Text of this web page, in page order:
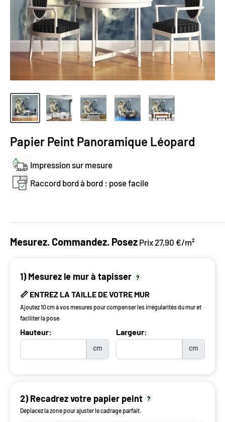
Papier Peint Panoramique Léopard
Impression sur mesure
Raccord bord à bord : pose facile
Mesurez. Commandez. Posez Prix 27,90 €/m²
1) Mesurez le mur à tapisser ?
📏 ENTREZ LA TAILLE DE VOTRE MUR
Ajoutez 10 cm à vos mesures pour compenser les irrégularités du mur et
faciliter la pose.
Hauteur:
cm
Largeur:
cm
2) Recadrez votre papier peint
?
Déplacez la zone pour ajuster le cadrage parfait.